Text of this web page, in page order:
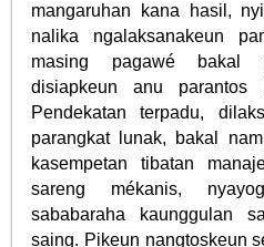
mangaruhan kana hasil,
nalika ngalaksanakeun
masing pagawé bakal
disiapkeun anu parantos
Pendekatan terpadu,
parangkat lunak, bakal
kasempetan tibatan
sareng mékanis,
sababaraha kaunggulan
saing. Pikeun nangtoskeun